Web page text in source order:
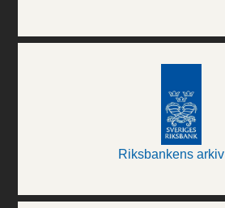
Riksbankens arkiv